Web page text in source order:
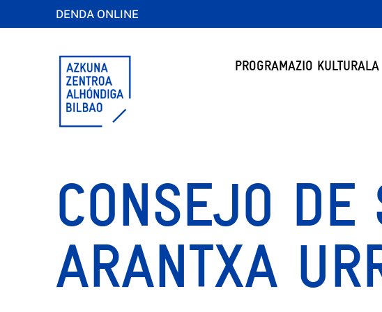
DENDA ONLINE
PROGRAMAZIO KULTURALA
CONSEJO
ARANTXA